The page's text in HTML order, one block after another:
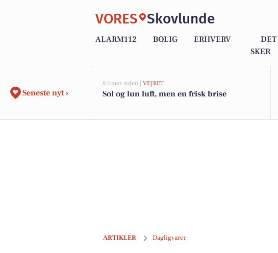
VORES Skovlunde
ALARM112 BOLIG ERHVERV
DET
SKER
Seneste nyt ›
8 timer siden | VEJRET
Sol og lun luft, men en frisk brise
ARTIKLER Dagligvarer
Næste uges lokale tilbud på dagligvarer